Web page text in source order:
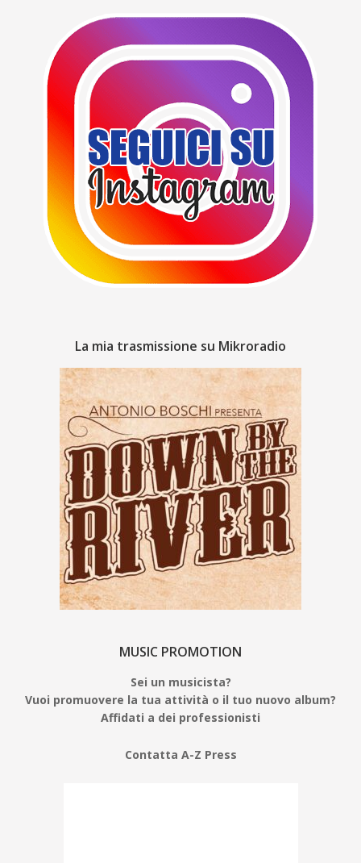
La mia trasmissione su Mikroradio
MUSIC PROMOTION
Sei un musicista?
Vuoi promuovere la tua attività o il tuo nuovo album?
Affidati a dei professionisti
Contatta A-Z Press